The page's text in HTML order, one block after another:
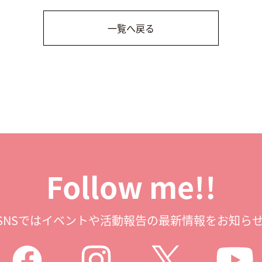
一覧へ戻る
Follow me!!
ではイベントや活動報告の最新情報をお知ら